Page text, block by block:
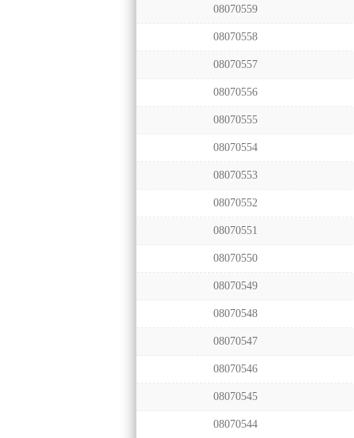
08070559
08070558
08070557
08070556
08070555
08070554
08070553
08070552
08070551
08070550
08070549
08070548
08070547
08070546
08070545
08070544